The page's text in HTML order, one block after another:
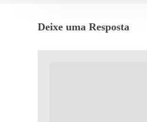
Deixe uma Resposta